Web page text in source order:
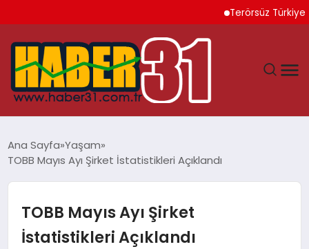
Terörsüz Türkiye İçin
YAŞAM
EKONOMI
Ana Sayfa Yaşam
TOBB Mayıs Ayı Şirket İstatistikleri Açıklandı
TOBB Mayıs Ayı Şirket
İstatistikleri Açıklandı